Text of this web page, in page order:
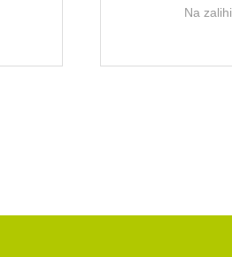
Na zalihi